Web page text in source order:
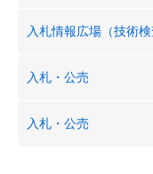
入札情報広場（技術検
入札・公売
入札・公売